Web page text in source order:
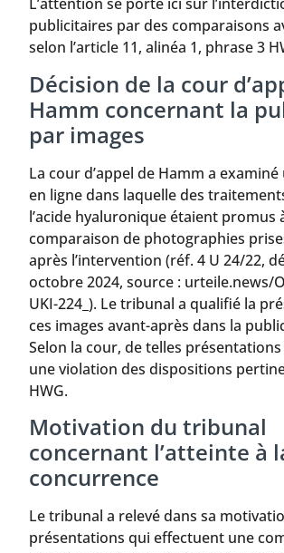
publicitaires par des comparaisons
selon l’article 11, alinéa 1, phrase 3
Décision de la cour
Hamm concernant la
par images
La cour d’appel de Hamm a
en ligne dans laquelle des
l’acide hyaluronique étaient promus
comparaison de photographies
après l’intervention (réf. 4 U 24/22,
octobre 2024, source : urteile.news/
UKI-224_). Le tribunal a qualifié la
ces images avant-après dans la
Selon la cour, de telles
une violation des dispositions
HWG.
Motivation du tribunal
concernant l’atteinte à
concurrence
Le tribunal a relevé dans sa
présentations qui effectuent une